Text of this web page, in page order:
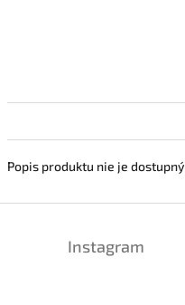
Popis produktu nie je dostupný
Instagram